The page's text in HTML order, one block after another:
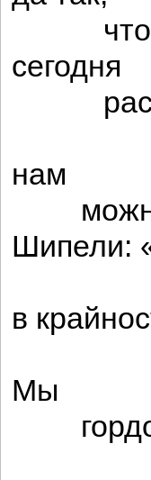
чтоб
сегодня
нам
можно
Шипели:
в
Мы
гордо
а